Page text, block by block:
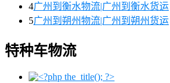
4广州到衡水物流|广州到衡水货运
5广州到朔州物流|广州到朔州货运
特种车物流